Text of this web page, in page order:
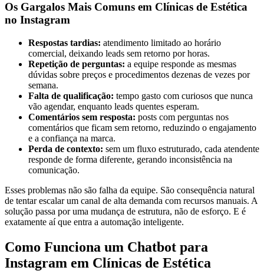
Os Gargalos Mais Comuns em Clínicas de Estética
no Instagram
Respostas tardias: atendimento limitado ao horário
comercial, deixando leads sem retorno por horas.
Repetição de perguntas: a equipe responde as mesmas
dúvidas sobre preços e procedimentos dezenas de vezes por
semana.
Falta de qualificação: tempo gasto com curiosos que nunca
vão agendar, enquanto leads quentes esperam.
Comentários sem resposta: posts com perguntas nos
comentários que ficam sem retorno, reduzindo o engajamento
e a confiança na marca.
Perda de contexto: sem um fluxo estruturado, cada atendente
responde de forma diferente, gerando inconsistência na
comunicação.
Esses problemas não são falha da equipe. São consequência natural
de tentar escalar um canal de alta demanda com recursos manuais. A
solução passa por uma mudança de estrutura, não de esforço. E é
exatamente aí que entra a automação inteligente.
Como Funciona um Chatbot para
Instagram em Clínicas de Estética